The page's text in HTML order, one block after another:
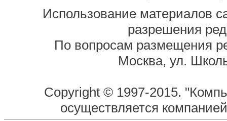
Использование материалов
разрешения
По вопросам размещения
Москва, ул.
Copyright © 1997-2015.
осуществляется